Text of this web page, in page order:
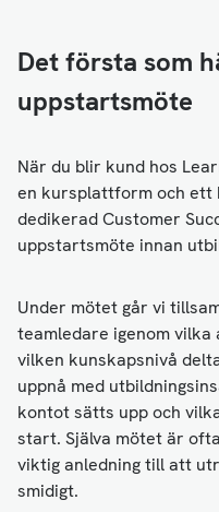
Det första som
uppstartsmöte
När du blir kund hos
en kursplattform och ett
dedikerad Customer
uppstartsmöte innan
Under mötet går vi
teamledare igenom vilka
vilken kunskapsnivå
uppnå med
kontot sätts upp och
start. Själva mötet är
viktig anledning till att
smidigt.